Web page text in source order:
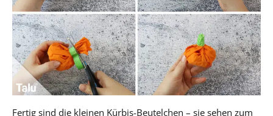
Fertig sind die kleinen Kürbis-Beutelchen – sie sehen zum